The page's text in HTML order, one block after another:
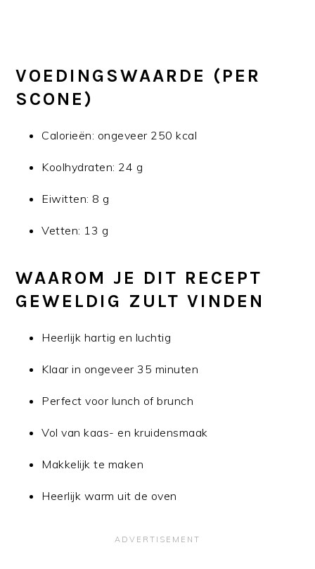
VOEDINGSWAARDE (PER
SCONE)
Calorieën: ongeveer 250 kcal
Koolhydraten: 24 g
Eiwitten: 8 g
Vetten: 13 g
WAAROM JE DIT RECEPT
GEWELDIG ZULT VINDEN
Heerlijk hartig en luchtig
Klaar in ongeveer 35 minuten
Perfect voor lunch of brunch
Vol van kaas- en kruidensmaak
Makkelijk te maken
Heerlijk warm uit de oven